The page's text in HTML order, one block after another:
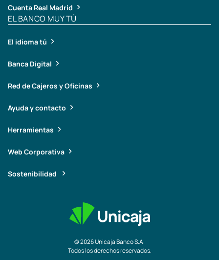
© 2026 Unicaja Banco S.A.
Todos los derechos reservados.
Cuenta Real Madrid
EL BANCO MUY TÚ
El idioma tú
Banca Digital
Red de Cajeros y Oficinas
Ayuda y contacto
Herramientas
Web Corporativa
Sostenibilidad